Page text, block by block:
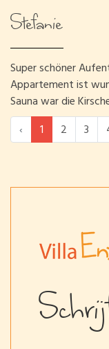
Stefanie
Super schöner
Appartement ist
Sauna war die
‹
1 2 3